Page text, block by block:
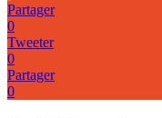
Partager
0
Tweeter
0
Partager
0